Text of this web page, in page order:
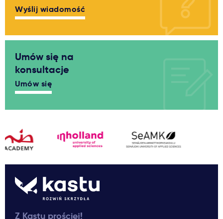
Wyślij wiadomość
Umów się na
konsultacje
Umów się
Z Kastu prościej!